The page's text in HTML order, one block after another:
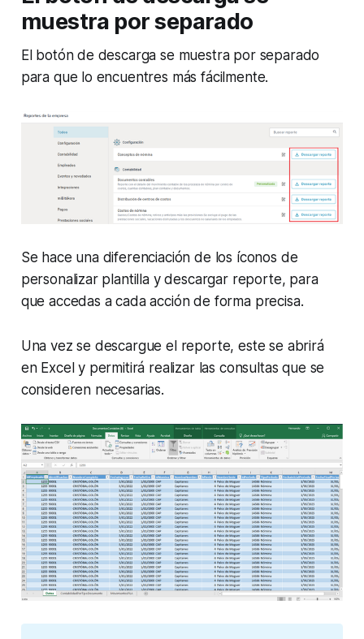
muestra por separado
El botón de descarga se muestra por separado
para que lo encuentres más fácilmente.
Se hace una diferenciación de los íconos de
personalizar plantilla y descargar reporte, para
que accedas a cada acción de forma precisa.
Una vez se descargue el reporte, este se abrirá
en Excel y permitirá realizar las consultas que se
consideren necesarias.